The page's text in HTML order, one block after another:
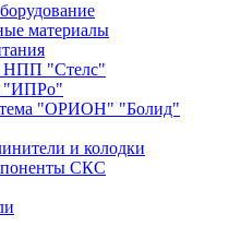
материалы
НПП "Стелс"
"ИПРо"
"ОРИОН" "Болид"
и колодки
СКС